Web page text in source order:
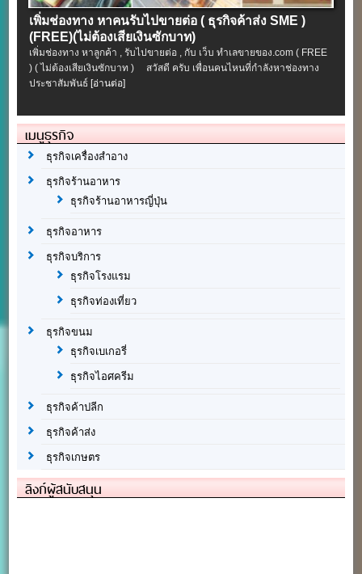
เพิ่มช่องทาง หาคนรับไปขายต่อ ( ธุรกิจค้าส่ง SME )
(FREE)(ไม่ต้องเสียเงินซักบาท)
เพิ่มช่องทาง หาลูกค้า , รับไปขายต่อ , กับ เว็บ ทำเลขายของ.com ( FREE
) ( ไม่ต้องเสียเงินซักบาท ) สวัสดี ครับ เพื่อนคนไหนที่กำลังหาช่องทาง
ประชาสัมพันธ์[อ่านต่อ]
เมนูธุรกิจ
ธุรกิจเครื่องสำอาง
ธุรกิจร้านอาหาร
ธุรกิจร้านอาหารญี่ปุ่น
ธุรกิจอาหาร
ธุรกิจบริการ
ธุรกิจโรงแรม
ธุรกิจท่องเที่ยว
ธุรกิจขนม
ธุรกิจเบเกอรี่
ธุรกิจไอศครีม
ธุรกิจค้าปลีก
ธุรกิจค้าส่ง
ธุรกิจเกษตร
ลิงก์ผู้สนับสนุน